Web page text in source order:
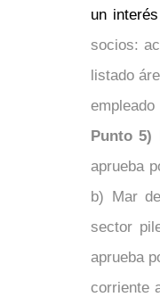
un
socios:
listado
Punto 5)
aprueba
b) Mar
sector
aprueba
corriente